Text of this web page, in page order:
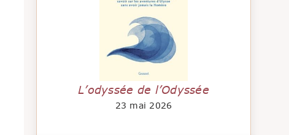
L’odyssée de l’Odyssée
23 mai 2026